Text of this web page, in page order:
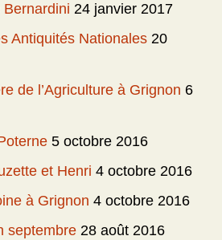
24 janvier 2017
Antiquités Nationales 20
de l’Agriculture à Grignon 6
5 octobre 2016
et Henri 4 octobre 2016
à Grignon 4 octobre 2016
septembre 28 août 2016